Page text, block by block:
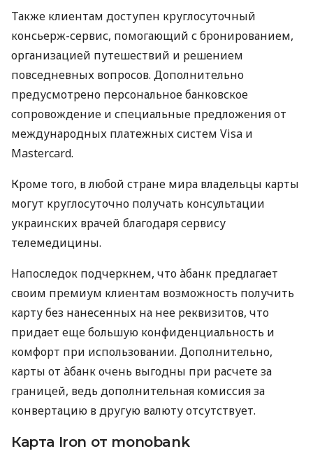
Также клиентам доступен круглосуточный
консьерж-сервис, помогающий с бронированием,
организацией путешествий и решением
повседневных вопросов. Дополнительно
предусмотрено персональное банковское
сопровождение и специальные предложения от
международных платежных систем Visa и
Mastercard.
Кроме того, в любой стране мира владельцы карты
могут круглосуточно получать консультации
украинских врачей благодаря сервису
телемедицины.
Напоследок подчеркнем, что àбанк предлагает
своим премиум клиентам возможность получить
карту без нанесенных на нее реквизитов, что
придает еще большую конфиденциальность и
комфорт при использовании. Дополнительно,
карты от àбанк очень выгодны при расчете за
границей, ведь дополнительная комиссия за
конвертацию в другую валюту отсутствует.
Карта Iron от monobank